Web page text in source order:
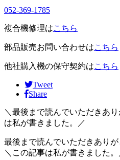
052-369-1785
複合機修理はこちら
部品販売お問い合わせはこちら
他社購入機の保守契約はこちら
Tweet
Share
＼最後まで読んでいただきあ
は私が書きました。／
最後まで読んでいただきありが
＼この記事は私が書きました。